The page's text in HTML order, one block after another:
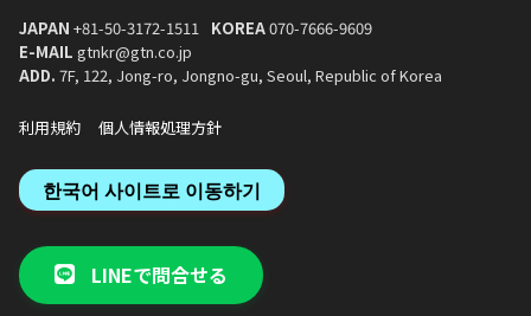
JAPAN +81-50-3172-1511 KOREA070-7666-9609
E-MAIL gtnkr@gtn.co.jp
ADD. 7F, 122, Jong-ro, Jongno-gu, Seoul, Republic of Korea
利用規約 個人情報処理方針
한국어 사이트로 이동하기
LINEで問合せる